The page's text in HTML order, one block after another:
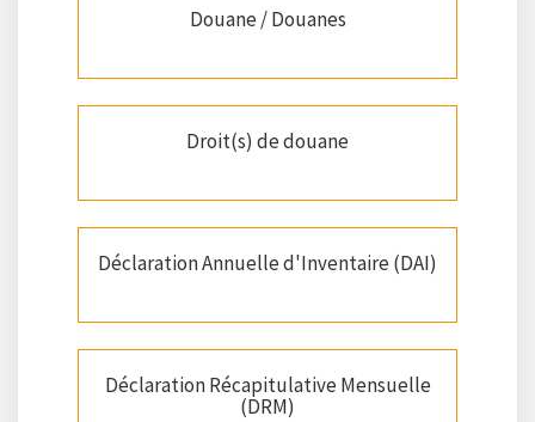
Douane / Douanes
Droit(s) de douane
Déclaration Annuelle d'Inventaire (DAI)
Déclaration Récapitulative Mensuelle
(DRM)